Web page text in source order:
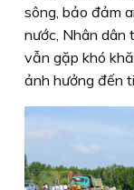
sông, bảo đảm
nước, Nhân dân
vẫn gặp khó
ảnh hưởng đến